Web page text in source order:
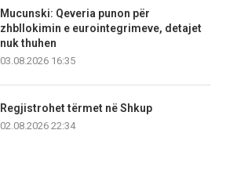
Mucunski: Qeveria punon për
zhbllokimin e eurointegrimeve, detajet
nuk thuhen
03.08.2026 16:35
Regjistrohet tërmet në Shkup
02.08.2026 22:34